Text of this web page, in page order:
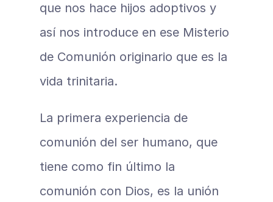
que nos hace hijos adoptivos y
así nos introduce en ese Misterio
de Comunión originario que es la
vida trinitaria.
La primera experiencia de
comunión del ser humano, que
tiene como fin último la
comunión con Dios, es la unión